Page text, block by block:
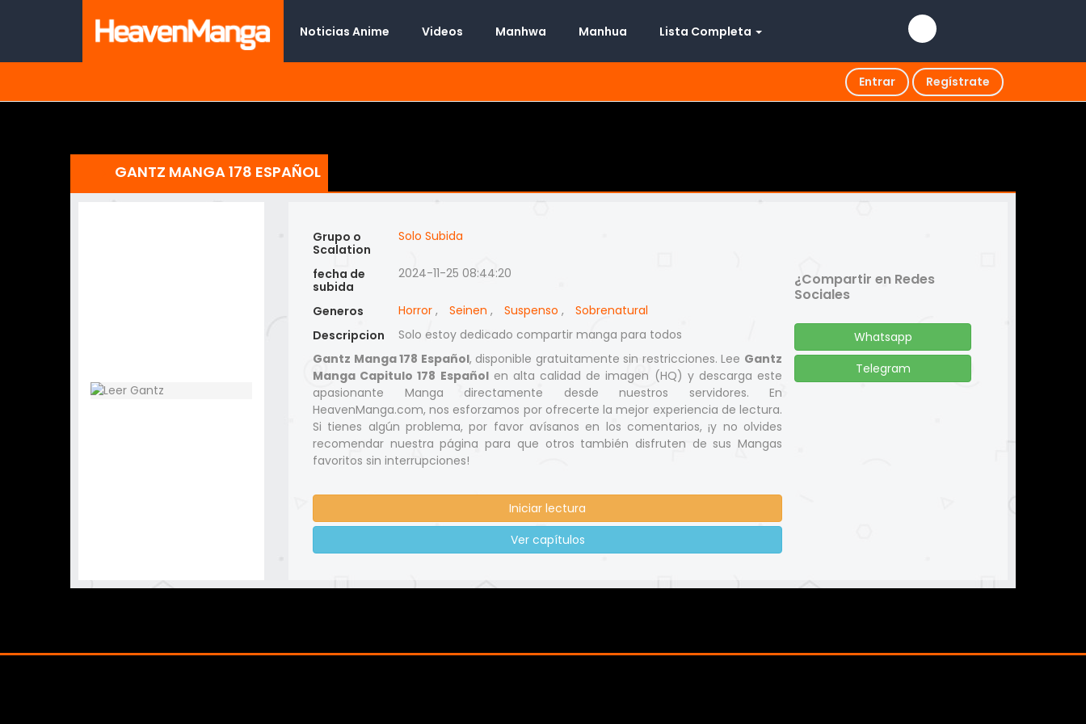
Noticias Anime Videos Manhwa Manhua Lista Completa
Entrar Regístrate
GANTZ MANGA 178 ESPAÑOL
Grupo o
Scalation
Solo Subida
fecha de
subida
2024-11-25 08:44:20
Generos Horror , Seinen , Suspenso ,
Sobrenatural
Descripcion
Solo estoy dedicado compartir manga para todos
Gantz Manga 178 Español, disponible gratuitamente sin restricciones. Lee Gantz
Manga Capitulo 178 Españolen alta calidad de imagen (HQ) y descarga este
apasionante Manga directamente desde nuestros servidores. En
HeavenManga.com, nos esforzamos por ofrecerte la mejor experiencia de lectura.
Si tienes algún problema, por favor avísanos en los comentarios, ¡y no olvides
recomendar nuestra página para que otros también disfruten de sus Mangas
favoritos sin interrupciones!
Iniciar lectura
Ver capítulos
¿Compartir en Redes
Sociales
Whatsapp
Telegram